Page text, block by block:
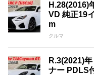
H.28(2016)
VD 純正19
m
クルマ
R.3(2021)
ナー PDLS